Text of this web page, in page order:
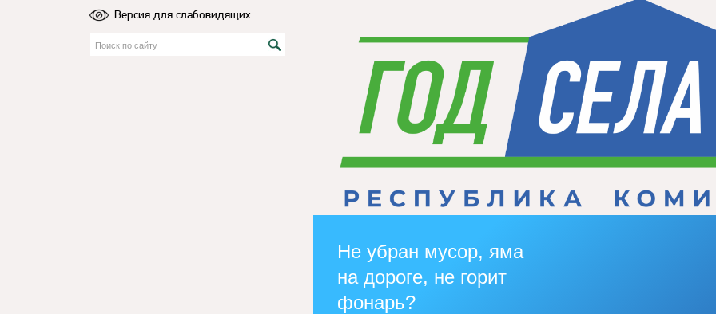
Версия для слабовидящих
Не убран мусор, яма
на дороге, не горит
фонарь?